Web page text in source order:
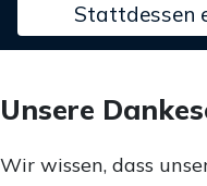
Stattdessen
Unsere
Wir wissen, dass